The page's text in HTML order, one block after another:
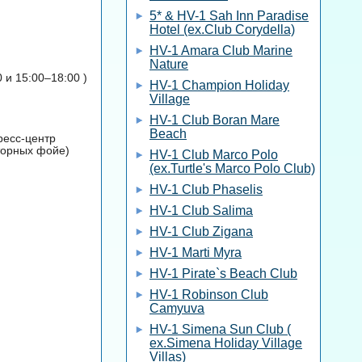
и 15:00–18:00 )
центр
фойе)
5* & HV-1 Sah Inn Paradise
Hotel (ex.Club Corydella)
HV-1 Amara Club Marine
Nature
HV-1 Champion Holiday
Village
HV-1 Club Boran Mare
Beach
HV-1 Club Marco Polo
(ex.Turtle's Marco Polo Club)
HV-1 Club Phaselis
HV-1 Club Salima
HV-1 Club Zigana
HV-1 Marti Myra
HV-1 Pirate`s Beach Club
HV-1 Robinson Club
Camyuva
HV-1 Simena Sun Club (
ex.Simena Holiday Village
Villas)